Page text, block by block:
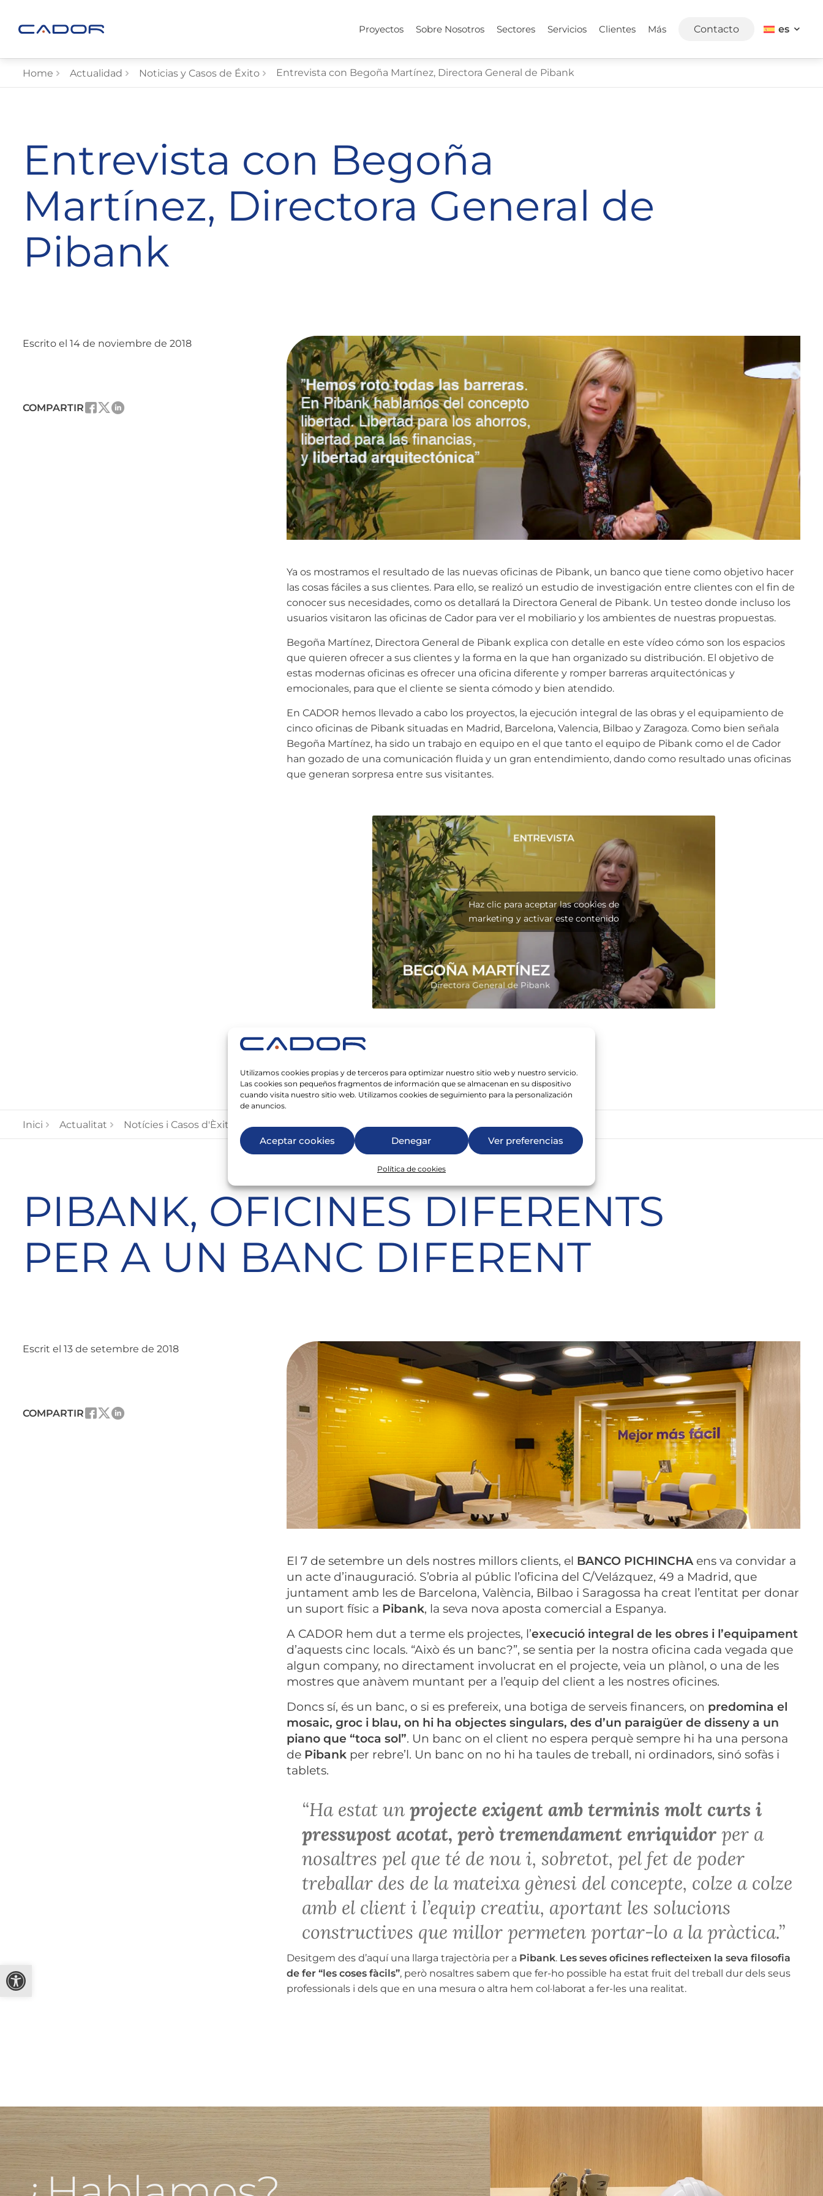
Utilizamos cookies propias y de terceros para optimizar nuestro sitio web y nuestro servicio.
Las cookies son pequeños fragmentos de información que se almacenan en su dispositivo
cuando visita nuestro sitio web. Utilizamos cookies de seguimiento para la personalización
de anuncios.
Aceptar cookies Denegar Ver preferencias
Política de cookies
Abrir barra de herramientas
Proyectos Sobre Nosotros Sectores Servicios Clientes Más Contacto es
Home Actualidad Noticias y Casos de Éxito Entrevista con Begoña Martínez, Directora General de Pibank
Entrevista con Begoña
Martínez, Directora General de
Pibank
Escrito el 14 de noviembre de 2018
COMPARTIR
Ya os mostramos el resultado de las nuevas oficinas de Pibank, un banco que tiene como objetivo hacer
las cosas fáciles a sus clientes. Para ello, se realizó un estudio de investigación entre clientes con el fin de
conocer sus necesidades, como os detallará la Directora General de Pibank. Un testeo donde incluso los
usuarios visitaron las oficinas de Cador para ver el mobiliario y los ambientes de nuestras propuestas.
Begoña Martínez, Directora General de Pibank explica con detalle en este vídeo cómo son los espacios
que quieren ofrecer a sus clientes y la forma en la que han organizado su distribución. El objetivo de
estas modernas oficinas es ofrecer una oficina diferente y romper barreras arquitectónicas y
emocionales, para que el cliente se sienta cómodo y bien atendido.
En CADOR hemos llevado a cabo los proyectos, la ejecución integral de las obras y el equipamiento de
cinco oficinas de Pibank situadas en Madrid, Barcelona, Valencia, Bilbao y Zaragoza. Como bien señala
Begoña Martínez, ha sido un trabajo en equipo en el que tanto el equipo de Pibank como el de Cador
han gozado de una comunicación fluida y un gran entendimiento, dando como resultado unas oficinas
que generan sorpresa entre sus visitantes.
Haz clic para aceptar las cookies de
marketing y activar este contenido
Inici Actualitat Notícies i Casos d'Èxit PIBANK, OFICINES DIFERENTS PER A UN BANC DIFERENT
PIBANK, OFICINES DIFERENTS
PER A UN BANC DIFERENT
Escrit el 13 de setembre de 2018
COMPARTIR
El 7 de setembre un dels nostres millors clients, el BANCO PICHINCHA ens va convidar a
un acte d’inauguració. S’obria al públic l’oficina del C/Velázquez, 49 a Madrid, que
juntament amb les de Barcelona, València, Bilbao i Saragossa ha creat l’entitat per donar
un suport físic a Pibank, la seva nova aposta comercial a Espanya.
A CADOR hem dut a terme els projectes, l’execució integral de les obres i l’equipament
d’aquests cinc locals. “Això és un banc?”, se sentia per la nostra oficina cada vegada que
algun company, no directament involucrat en el projecte, veia un plànol, o una de les
mostres que anàvem muntant per a l’equip del client a les nostres oficines.
Doncs sí, és un banc, o si es prefereix, una botiga de serveis financers, on predomina el
mosaic, groc i blau, on hi ha objectes singulars, des d’un paraigüer de disseny a un
piano que “toca sol”. Un banc on el client no espera perquè sempre hi ha una persona
de Pibank per rebre’l. Un banc on no hi ha taules de treball, ni ordinadors, sinó sofàs i
tablets.
“Ha estat unprojecte exigent amb terminis molt curts i
pressupost acotat, però tremendament enriquidor per a
nosaltres pel que té de nou i, sobretot, pel fet de poder
treballar des de la mateixa gènesi del concepte, colze a colze
amb el client i l’equip creatiu, aportant les solucions
constructives que millor permeten portar-lo a la pràctica.”
Desitgem des d’aquí una llarga trajectòria per a Pibank. Les seves oficines reflecteixen la seva filosofia
de fer “les coses fàcils”, però nosaltres sabem que fer-ho possible ha estat fruit del treball dur dels seus
professionals i dels que en una mesura o altra hem col·laborat a fer-les una realitat.